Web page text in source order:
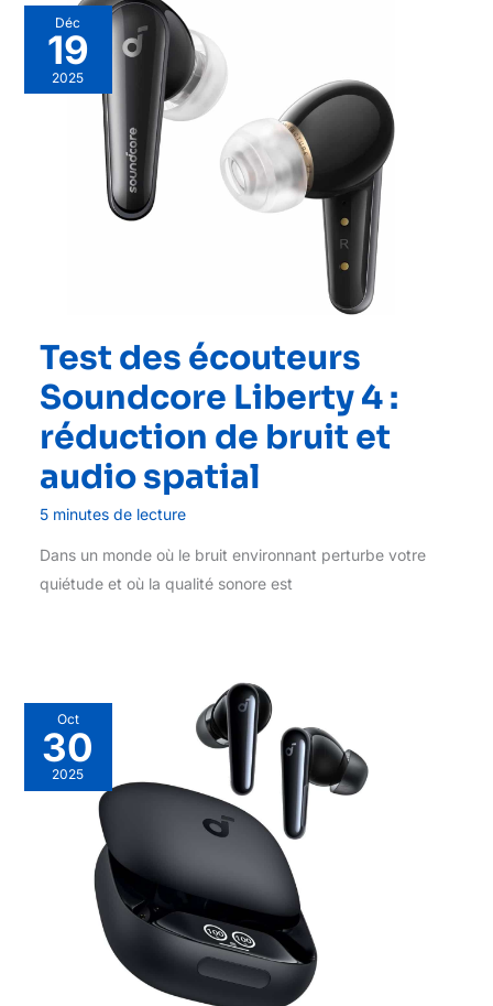
Déc
19
2025
Test des écouteurs
Soundcore Liberty 4 :
réduction de bruit et
audio spatial
5 minutes de lecture
Dans un monde où le bruit environnant perturbe votre
quiétude et où la qualité sonore est
Oct
30
2025